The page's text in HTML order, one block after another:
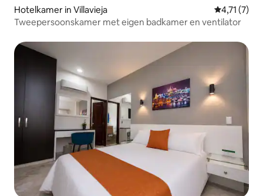
Hotelkamer in Villavieja
4,71 (7)
Tweepersoonskamer met eigen badkamer en ventilator